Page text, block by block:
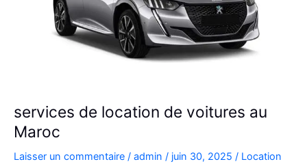
services de location de voitures au
Maroc
Laisser un commentaire / admin / juin 30, 2025 / Location